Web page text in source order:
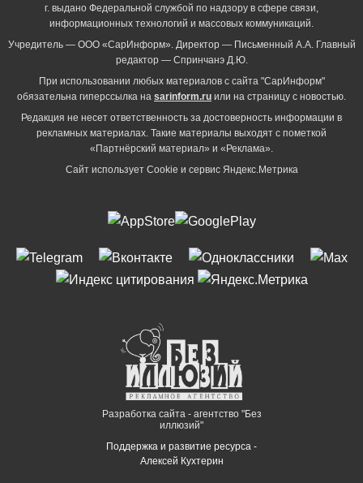
г. выдано Федеральной службой по надзору в сфере связи,
информационных технологий и массовых коммуникаций.
Учредитель — ООО «СарИнформ». Директор — Письменный А.А. Главный
редактор — Спринчанэ Д.Ю.
При использовании любых материалов с сайта "СарИнформ"
обязательна гиперссылка на sarinform.ru или на страницу с новостью.
Редакция не несет ответственность за достоверность информации в
рекламных материалах. Такие материалы выходят с пометкой
«Партнёрский материал» и «Реклама».
Сайт использует Cookie и сервиc Яндекс.Метрика
Разработка сайта - агентство "Без
иллюзий"
Поддержка и развитие ресурса -
Алексей Кухтерин